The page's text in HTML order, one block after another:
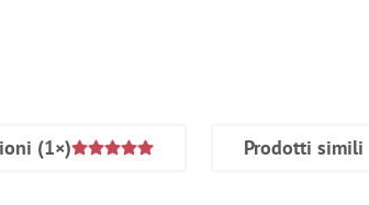
(1×) Prodotti simili